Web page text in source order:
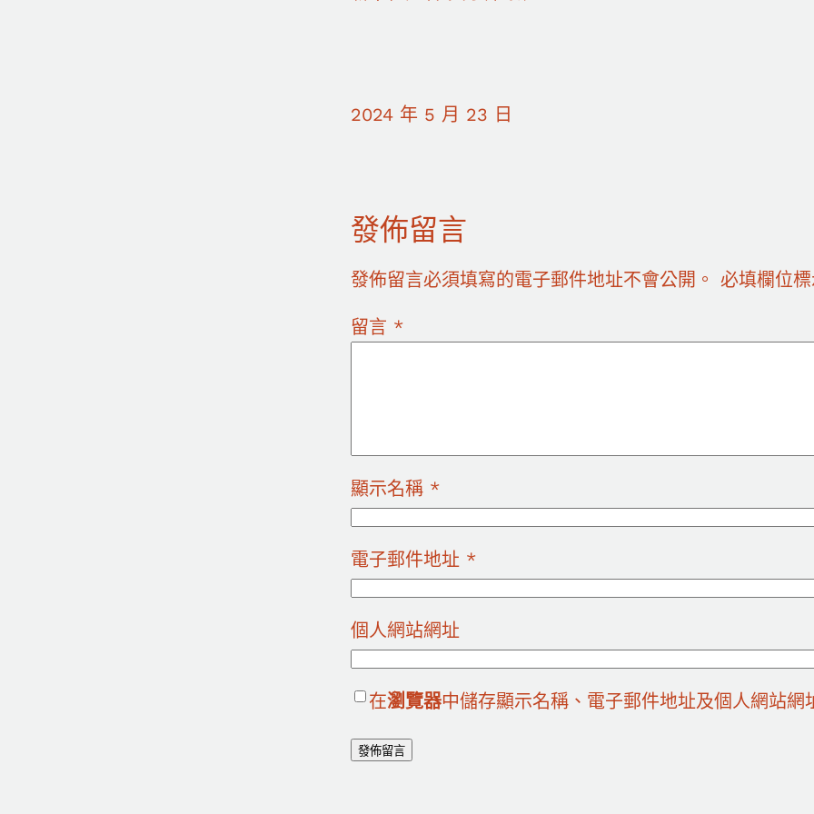
2024 年 5 月 23 日
發佈留言
發佈留言必須填寫的電子郵件地址不會公開。 必填欄位
留言 *
顯示名稱 *
電子郵件地址 *
個人網站網址
在瀏覽器中儲存顯示名稱、電子郵件地址及個人網站網